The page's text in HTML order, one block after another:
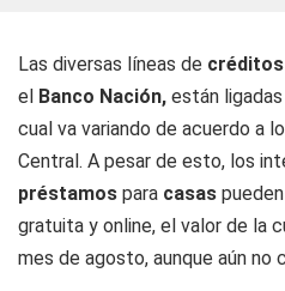
Las diversas líneas de
el Banco Nación, están
cual va variando de acuerdo a
Central. A pesar de esto, los
préstamos para casas
gratuita y online, el valor de la
mes de agosto, aunque aún no